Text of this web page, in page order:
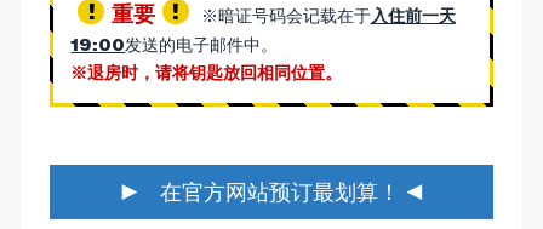
重要 ※暗证号码会记载在于入住前一天
19:00发送的电子邮件中。
※退房时，请将钥匙放回相同位置。
▶ 在官方网站预订最划算！ ◀